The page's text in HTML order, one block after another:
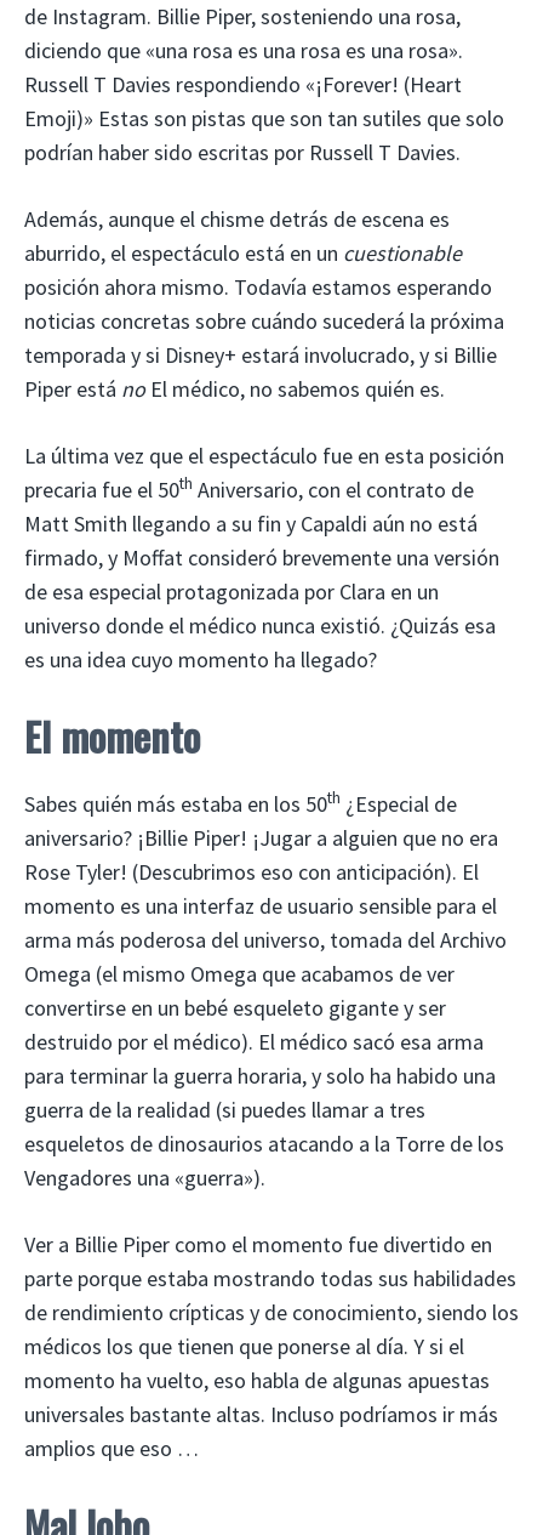
de Instagram. Billie Piper, sosteniendo una rosa,
diciendo que «una rosa es una rosa es una rosa».
Russell T Davies respondiendo «¡Forever! (Heart
Emoji)» Estas son pistas que son tan sutiles que solo
podrían haber sido escritas por Russell T Davies.
Además, aunque el chisme detrás de escena es
aburrido, el espectáculo está en un cuestionable
posición ahora mismo. Todavía estamos esperando
noticias concretas sobre cuándo sucederá la próxima
temporada y si Disney+ estará involucrado, y si Billie
Piper está noEl médico, no sabemos quién es.
La última vez que el espectáculo fue en esta posición
precaria fue el 50th Aniversario, con el contrato de
Matt Smith llegando a su fin y Capaldi aún no está
firmado, y Moffat consideró brevemente una versión
de esa especial protagonizada por Clara en un
universo donde el médico nunca existió. ¿Quizás esa
es una idea cuyo momento ha llegado?
El momento
Sabes quién más estaba en los 50th ¿Especial de
aniversario? ¡Billie Piper! ¡Jugar a alguien que no era
Rose Tyler! (Descubrimos eso con anticipación). El
momento es una interfaz de usuario sensible para el
arma más poderosa del universo, tomada del Archivo
Omega (el mismo Omega que acabamos de ver
convertirse en un bebé esqueleto gigante y ser
destruido por el médico). El médico sacó esa arma
para terminar la guerra horaria, y solo ha habido una
guerra de la realidad (si puedes llamar a tres
esqueletos de dinosaurios atacando a la Torre de los
Vengadores una «guerra»).
Ver a Billie Piper como el momento fue divertido en
parte porque estaba mostrando todas sus habilidades
de rendimiento crípticas y de conocimiento, siendo los
médicos los que tienen que ponerse al día. Y si el
momento ha vuelto, eso habla de algunas apuestas
universales bastante altas. Incluso podríamos ir más
amplios que eso …